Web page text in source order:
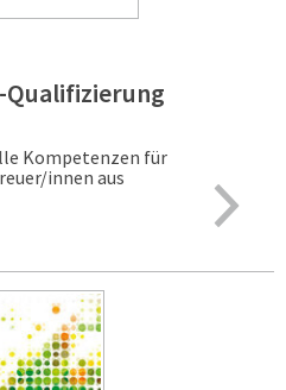
Qualifizierung
Kompetenzen für
innen aus